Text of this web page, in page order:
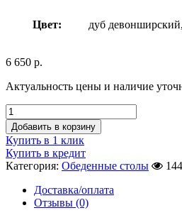
Цвет: дуб
6 650 р.
Актуальность цены и наличие
Добавить в корзину
Купить в 1 клик
Купить в кредит
Категория: Обеденные столы
Доставка/оплата
Отзывы (0)